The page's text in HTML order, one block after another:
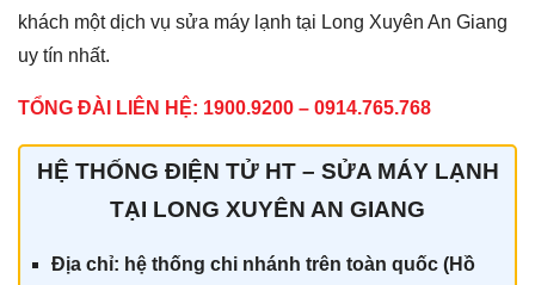
khách một dịch vụ sửa máy lạnh tại Long Xuyên An Giang
uy tín nhất.
TỔNG ĐÀI LIÊN HỆ: 1900.9200 – 0914.765.768
HỆ THỐNG ĐIỆN TỬ HT – SỬA MÁY LẠNH
TẠI LONG XUYÊN AN GIANG
Địa chỉ: hệ thống chi nhánh trên toàn quốc (Hồ